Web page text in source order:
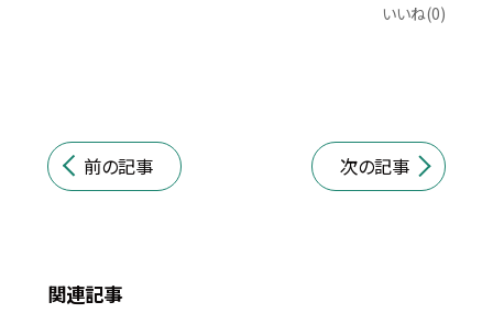
いいね(0)
前の記事 次の記事
関連記事